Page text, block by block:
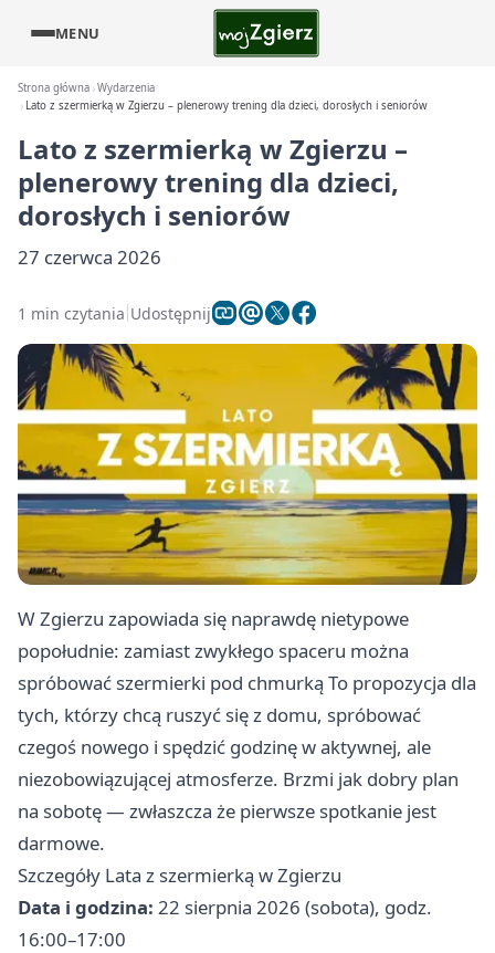
MENU
Strona główna Wydarzenia
Lato z szermierką w Zgierzu – plenerowy trening dla dzieci, dorosłych i seniorów
Lato z szermierką w Zgierzu –
plenerowy trening dla dzieci,
dorosłych i seniorów
27 czerwca 2026
1 min czytania Udostępnij
W Zgierzu zapowiada się naprawdę nietypowe
popołudnie: zamiast zwykłego spaceru można
spróbować szermierki pod chmurką To propozycja dla
tych, którzy chcą ruszyć się z domu, spróbować
czegoś nowego i spędzić godzinę w aktywnej, ale
niezobowiązującej atmosferze. Brzmi jak dobry plan
na sobotę — zwłaszcza że pierwsze spotkanie jest
darmowe.
Szczegóły Lata z szermierką w Zgierzu
Data i godzina: 22 sierpnia 2026 (sobota), godz.
16:00–17:00